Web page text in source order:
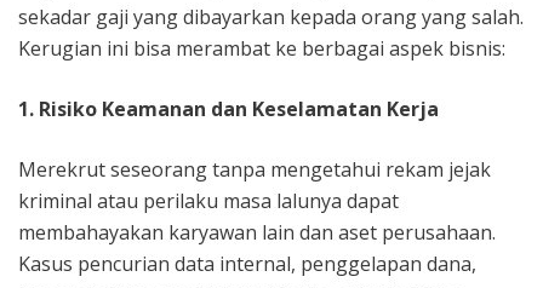
sekadar gaji yang dibayarkan kepada orang yang salah.
Kerugian ini bisa merambat ke berbagai aspek bisnis:
1. Risiko Keamanan dan Keselamatan Kerja
Merekrut seseorang tanpa mengetahui rekam jejak
kriminal atau perilaku masa lalunya dapat
membahayakan karyawan lain dan aset perusahaan.
Kasus pencurian data internal, penggelapan dana,